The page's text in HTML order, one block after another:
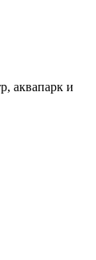
аквапарк и